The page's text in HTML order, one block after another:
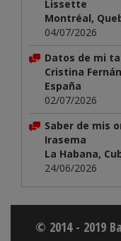
Lissette
Montréal,
04/07/2026
Datos de mi
Cristina
España
02/07/2026
Saber de mis
Irasema
La Habana,
24/06/2026
© 2014 - 2019